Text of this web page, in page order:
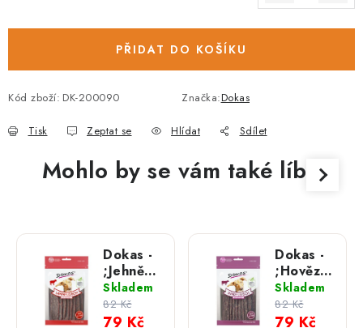
PŘIDAT DO KOŠÍKU
Kód zboží: DK-200090 Značka:Dokas
Tisk Zeptat se Hlídat Sdílet
Mohlo by se vám také líbit
Dokas -
;Jehněčí
plátky
70 g
Skladem
79 Kč
82 Kč
Dokas -
;Hovězí
plátky
70 g
Skladem
79 Kč
82 Kč